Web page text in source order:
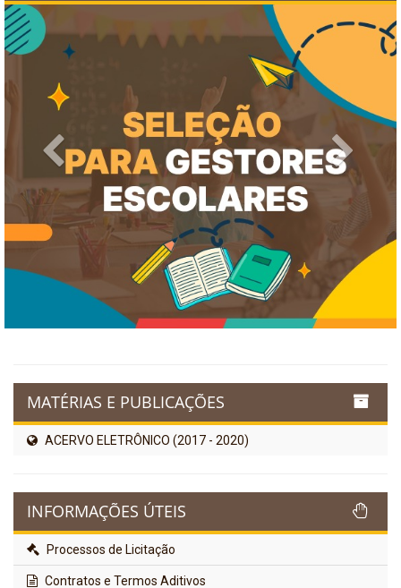
Previous Next
MATÉRIAS E PUBLICAÇÕES
ACERVO ELETRÔNICO (2017 - 2020)
INFORMAÇÕES ÚTEIS
Processos de Licitação
Contratos e Termos Aditivos